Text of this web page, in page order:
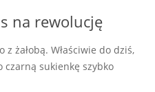
na rewolucję
z żałobą. Właściwie do dziś,
czarną sukienkę szybko